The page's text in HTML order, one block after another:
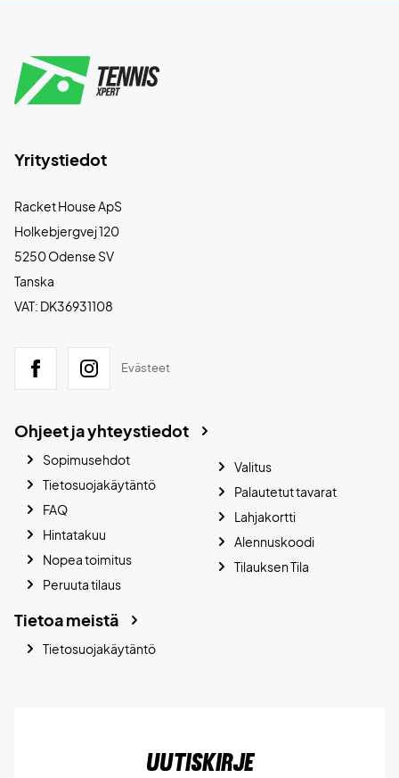
Yritystiedot
Racket House ApS
Holkebjergvej 120
5250 Odense SV
Tanska
VAT: DK36931108
Evästeet
Ohjeet ja yhteystiedot
Sopimusehdot
Tietosuojakäytäntö
FAQ
Hintatakuu
Nopea toimitus
Peruuta tilaus
Valitus
Palautetut tavarat
Lahjakortti
Alennuskoodi
Tilauksen Tila
Tietoa meistä
Tietosuojakäytäntö
Uutiskirje